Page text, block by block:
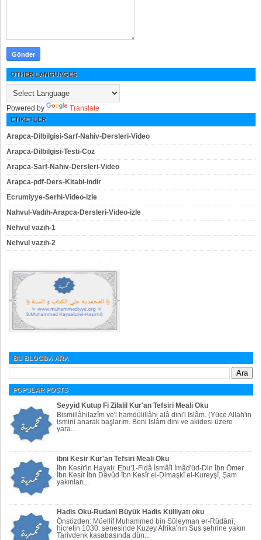
OTHER LANGUAGES
Powered by Translate
ETIKETLER
Arapca-Dilbilgisi-Sarf-Nahiv-Dersleri-Video
Arapca-Dilbilgisi-Testi-Coz
Arapca-Sarf-Nahiv-Dersleri-Video
Arapca-pdf-Ders-Kitabi-indir
Ecrumiyye-Serhi-Video-izle
Nahvul-Vadıh-Arapca-Dersleri-Video-izle
Nehvul vazıh-1
Nehvul vazıh-2
BU BLOGDA ARA
POPULAR POSTS
Seyyid Kutup Fi Zilalil Kur'an Tefsiri Meali Oku
Bismillâhilazîm ve'l hamdülillâhi alâ dini'l Islâm. (Yüce Allah'ın
ismini anarak başlarım. Beni Islâm dini ve akidesi üzere
yara...
ibni Kesir Kur'an Tefsiri Meali Oku
İbn Kesîr'in Hayatı: Ebu'1-Fidâ İsmâîl İmâd'üd-Din İbn Ömer
İbn Kesîr İbn Dâvûd îbn Kesîr el-Dimaşkî el-Kureyşî, Şam
yakınları...
Hadis Oku-Rudani Büyük Hadis Külliyatı oku
Önsözden: Müellif Muhammed bin Süleyman er-Rûdânî,
hicretin 1030. senesinde Kuzey Afrika'nın Sus şehrine yakın
Tarivdenk kasabasında dün...